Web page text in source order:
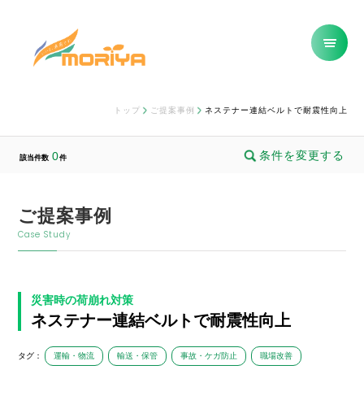
トップ ご提案事例 ネステナー連結ベルトで耐震性向上
該当件数 0件 条件を変更する
ご提案事例
Case Study
災害時の荷崩れ対策
ネステナー連結ベルトで耐震性向上
タグ： 運輸・物流 輸送・保管 事故・ケガ防止 職場改善